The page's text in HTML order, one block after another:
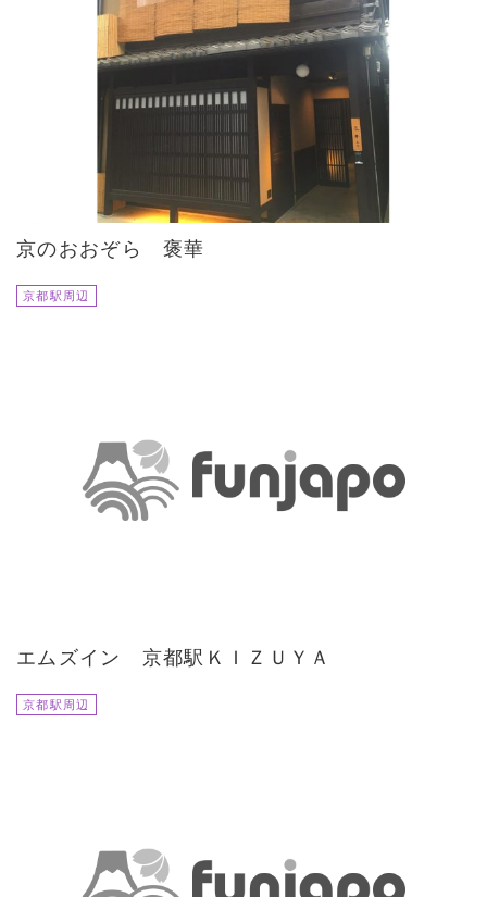
京のおおぞら 褒華
京都駅周辺
エムズイン 京都駅ＫＩＺＵＹＡ
京都駅周辺